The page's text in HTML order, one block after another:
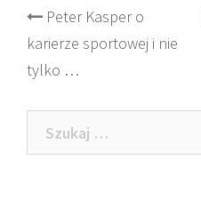
Post
navigation
Peter Kasper o
karierze sportowej i nie
tylko …
Szukaj: